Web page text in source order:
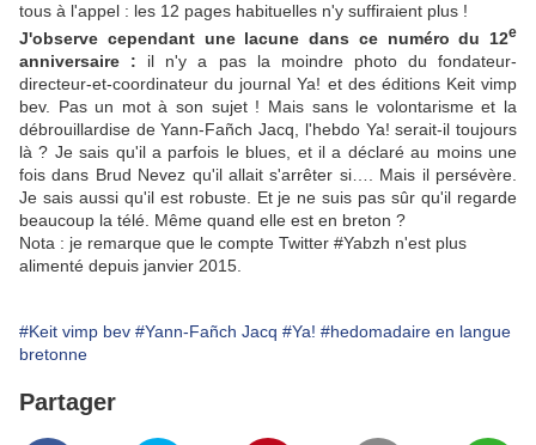
tous à l'appel : les 12 pages habituelles n'y suffiraient plus !
J'observe cependant une lacune dans ce numéro du 12e
anniversaire : il n'y a pas la moindre photo du fondateur-
directeur-et-coordinateur du journal Ya! et des éditions Keit vimp
bev. Pas un mot à son sujet ! Mais sans le volontarisme et la
débrouillardise de Yann-Fañch Jacq, l'hebdo Ya! serait-il toujours
là ? Je sais qu'il a parfois le blues, et il a déclaré au moins une
fois dans Brud Nevez qu'il allait s'arrêter si…. Mais il persévère.
Je sais aussi qu'il est robuste. Et je ne suis pas sûr qu'il regarde
beaucoup la télé. Même quand elle est en breton ?
Nota : je remarque que le compte Twitter #Yabzh n'est plus
alimenté depuis janvier 2015.
#Keit vimp bev #Yann-Fañch Jacq #Ya! #hedomadaire en langue
bretonne
Partager